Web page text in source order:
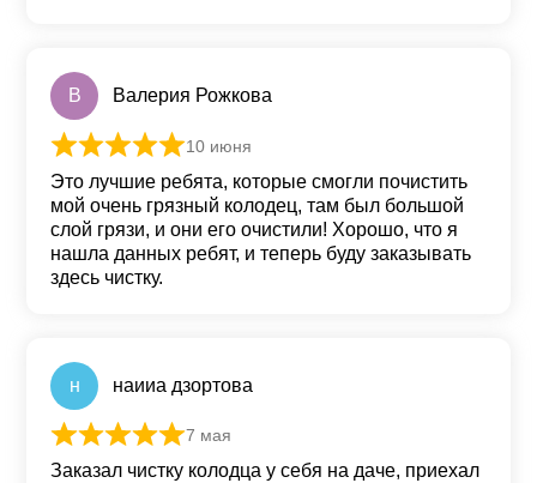
В Валерия Рожкова
Оценка
10 июня
Это лучшие ребята, которые смогли почистить
мой очень грязный колодец, там был большой
слой грязи, и они его очистили! Хорошо, что я
нашла данных ребят, и теперь буду заказывать
здесь чистку.
н наииа дзортова
Оценка
7 мая
Заказал чистку колодца у себя на даче, приехал